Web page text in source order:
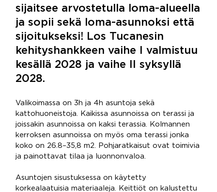
sijaitsee arvostetulla loma-alueella
ja sopii sekä loma-asunnoksi että
sijoitukseksi! Los Tucanesin
kehityshankkeen vaihe I valmistuu
kesällä 2028 ja vaihe II syksyllä
2028.
Valikoimassa on 3h ja 4h asuntoja sekä
kattohuoneistoja. Kaikissa asunnoissa on terassi ja
joissakin asunnoissa on kaksi terassia. Kolmannen
kerroksen asunnoissa on myös oma terassi jonka
koko on 26.8–35,8 m2. Pohjaratkaisut ovat toimivia
ja painottavat tilaa ja luonnonvaloa.
Asuntojen sisustuksessa on käytetty
korkealaatuisia materiaaleja. Keittiöt on kalustettu